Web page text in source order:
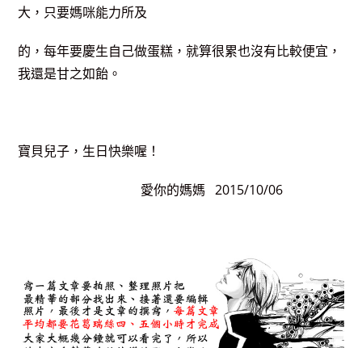
大，只要媽咪能力所及
的，每年要慶生自己做蛋糕，就算很累也沒有比較便宜，
我還是甘之如飴。
寶貝兒子，生日快樂喔！
愛你的媽媽 2015/10/06